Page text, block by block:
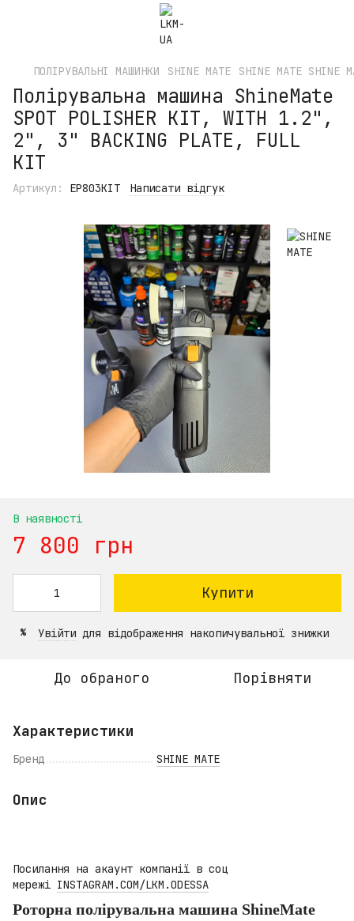
ПОЛІРУВАЛЬНІ МАШИНКИ SHINE MATE SHINE MATE SHINE
Полірувальна машина ShineMate
SPOT POLISHER KIT, WITH 1.2",
2", 3" BACKING PLATE, FULL
KIT
Артикул: EP803KIT Написати відгук
В наявності
7 800 грн
Купити
% Увійти для відображення накопичувальної знижки
До обраного Порівняти
Характеристики
Бренд SHINE MATE
Опис
Посилання на акаунт компанії в соц
мережі INSTAGRAM.COM/LKM.ODESSA
Роторна полірувальна машина ShineMate